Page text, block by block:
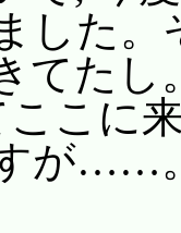
した
てた
ここに
が……